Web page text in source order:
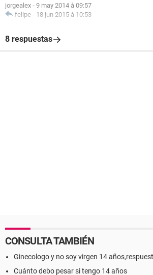
jorgealex - 9 may 2014 à 09:57
felipe - 18 jun 2015 à 10:53
8 respuestas
CONSULTA TAMBIÉN
Ginecologo y no soy virgen 14
Cuánto debo pesar si tengo 14 años